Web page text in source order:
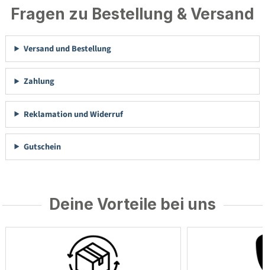
Fragen zu Bestellung & Versand
Versand und Bestellung
Zahlung
Reklamation und Widerruf
Gutschein
Deine Vorteile bei uns